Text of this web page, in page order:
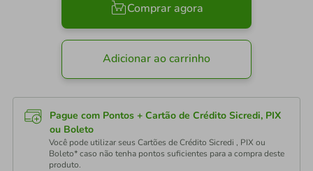
Comprar agora
Adicionar ao carrinho
Pague com Pontos + Cartão de Crédito Sicredi, PIX
ou Boleto
Você pode utilizar seus Cartões de Crédito Sicredi , PIX ou
Boleto* caso não tenha pontos suficientes para a compra deste
produto.